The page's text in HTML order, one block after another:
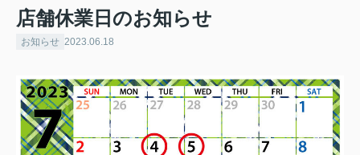
店舗休業日のお知らせ
お知らせ 2023.06.18